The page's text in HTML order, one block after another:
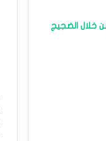
خلال الضجيج